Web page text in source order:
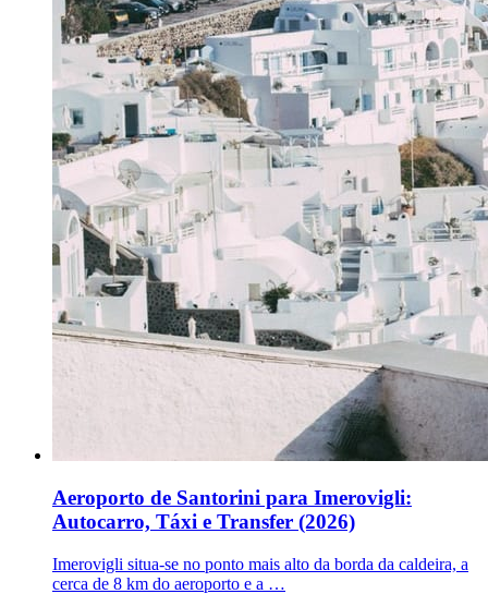
Aeroporto de Santorini para Imerovigli:
Autocarro, Táxi e Transfer (2026)
Imerovigli situa-se no ponto mais alto da borda da caldeira, a
cerca de 8 km do aeroporto e a …